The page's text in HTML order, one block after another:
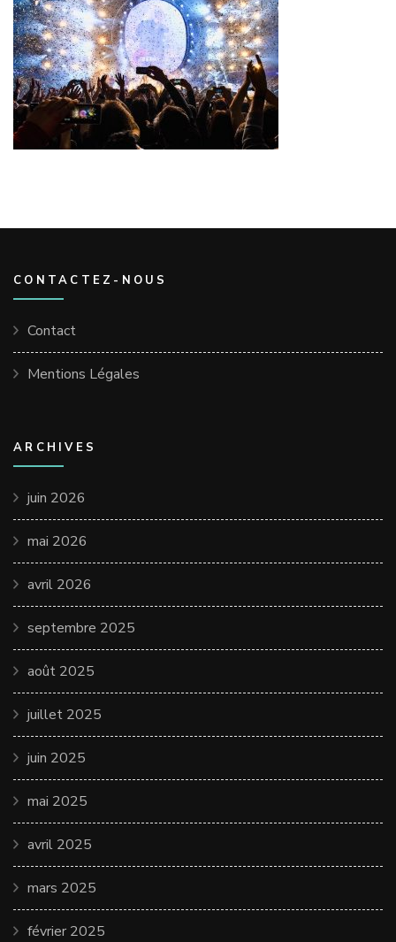
CONTACTEZ-NOUS
Contact
Mentions Légales
ARCHIVES
juin 2026
mai 2026
avril 2026
septembre 2025
août 2025
juillet 2025
juin 2025
mai 2025
avril 2025
mars 2025
février 2025